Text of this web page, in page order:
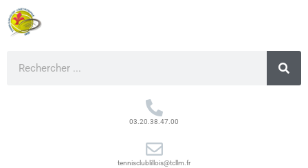
03.20.38.47.00
tennisclublillois@tcllm.fr